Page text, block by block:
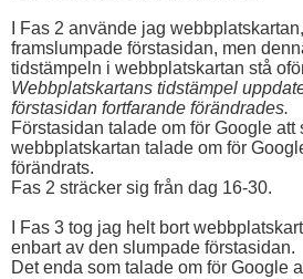
I Fas 2 använde jag
framslumpade förstasidan, men
tidstämpeln i webbplatskartan stå
Webbplatskartans tidstämpel
förstasidan fortfarande förändrades.
Förstasidan talade om för Google att
webbplatskartan talade om för
förändrats.
Fas 2 sträcker sig från dag 16-30.
I Fas 3 tog jag helt bort
enbart av den slumpade förstasidan.
Det enda som talade om för Google